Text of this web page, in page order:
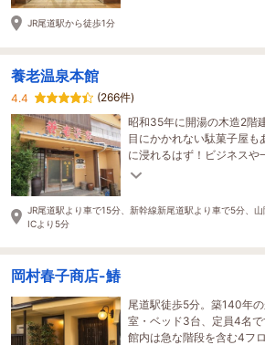
JR尾道駅から徒歩1分
養老温泉本館
4.4
(266件)
昭和35年に開湯の木造2階
目にかかれない駄菓子屋も
に浸れるはず！ビジネスや
幅広くご利用いただけます。
JR尾道駅より車で15分、新幹線新尾道駅より車で5分、
ICより5分
岡村春子商店-鰆
尾道駅徒歩5分。築140年
室・ベッド3台、定員4名で
館内は急な階段を含む4フ